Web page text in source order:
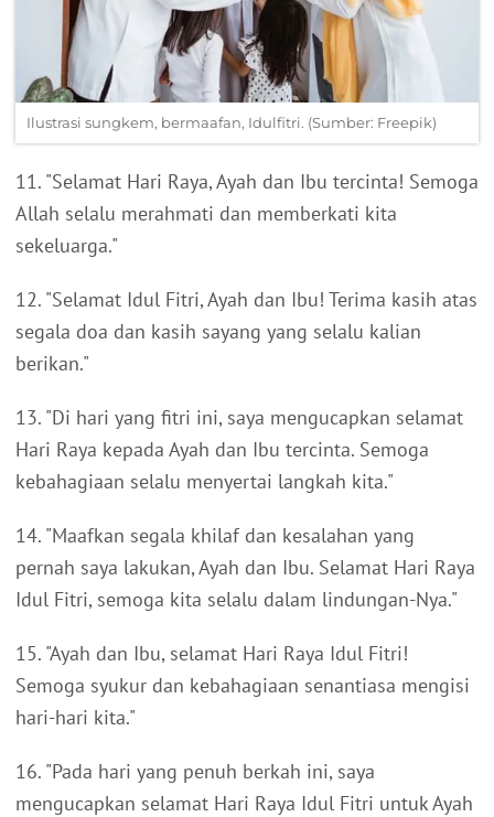
Ilustrasi sungkem, bermaafan, Idulfitri. (Sumber: Freepik)
11. "Selamat Hari Raya, Ayah dan Ibu tercinta! Semoga
Allah selalu merahmati dan memberkati kita
sekeluarga."
12. "Selamat Idul Fitri, Ayah dan Ibu! Terima kasih atas
segala doa dan kasih sayang yang selalu kalian
berikan."
13. "Di hari yang fitri ini, saya mengucapkan selamat
Hari Raya kepada Ayah dan Ibu tercinta. Semoga
kebahagiaan selalu menyertai langkah kita."
14. "Maafkan segala khilaf dan kesalahan yang
pernah saya lakukan, Ayah dan Ibu. Selamat Hari Raya
Idul Fitri, semoga kita selalu dalam lindungan-Nya."
15. "Ayah dan Ibu, selamat Hari Raya Idul Fitri!
Semoga syukur dan kebahagiaan senantiasa mengisi
hari-hari kita."
16. "Pada hari yang penuh berkah ini, saya
mengucapkan selamat Hari Raya Idul Fitri untuk Ayah